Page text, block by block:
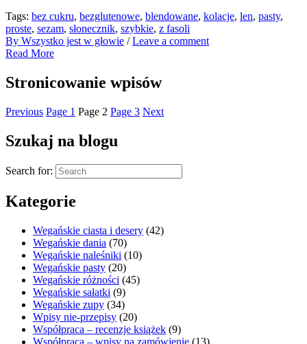
Tags: bez cukru, bezglutenowe, blendowane, kolacje, len, pasty,
proste, sezam, słonecznik, szybkie, z fasoli
By Wszystko jest w głowie /Leave a comment
Read More
Stronicowanie wpisów
Previous Page 1 Page 2 Page 3 Next
Szukaj na blogu
Search for:
Kategorie
Wegańskie ciasta i desery (42)
Wegańskie dania (70)
Wegańskie naleśniki (10)
Wegańskie pasty (20)
Wegańskie różności (45)
Wegańskie sałatki (9)
Wegańskie zupy (34)
Wpisy nie-przepisy (20)
Współpraca – recenzje książek (9)
Współpraca – wpisy na zamówienie (13)